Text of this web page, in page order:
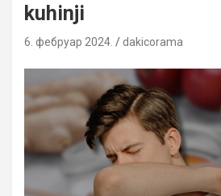
kuhinji
6. фебруар 2024. dakicorama